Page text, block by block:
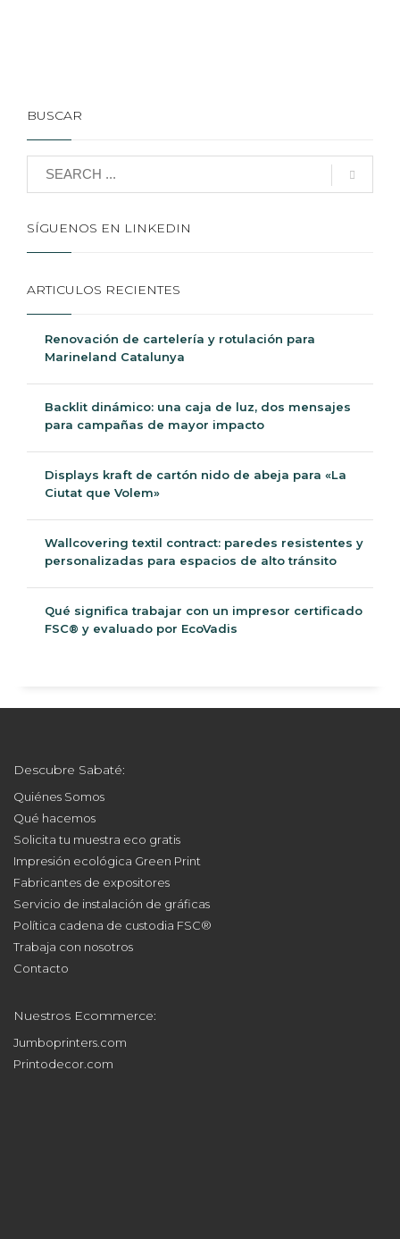
BUSCAR
SÍGUENOS EN LINKEDIN
ARTICULOS RECIENTES
Renovación de cartelería y rotulación para
Marineland Catalunya
Backlit dinámico: una caja de luz, dos mensajes
para campañas de mayor impacto
Displays kraft de cartón nido de abeja para «La
Ciutat que Volem»
Wallcovering textil contract: paredes resistentes y
personalizadas para espacios de alto tránsito
Qué significa trabajar con un impresor certificado
FSC® y evaluado por EcoVadis
Descubre Sabaté:
Quiénes Somos
Qué hacemos
Solicita tu muestra eco gratis
Impresión ecológica Green Print
Fabricantes de expositores
Servicio de instalación de gráficas
Política cadena de custodia FSC®
Trabaja con nosotros
Contacto
Nuestros Ecommerce:
Jumboprinters.com
Printodecor.com